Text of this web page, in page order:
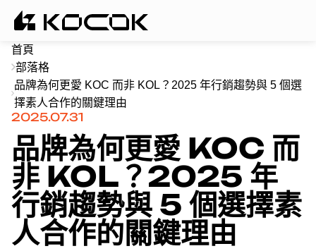
首頁
部落格
品牌為何更愛 KOC 而非 KOL？2025 年行銷趨勢與 5 個選
擇素人合作的關鍵理由
2025.07.31
品牌為何更愛 KOC 而
非 KOL？2025 年
行銷趨勢與 5 個選擇素
人合作的關鍵理由